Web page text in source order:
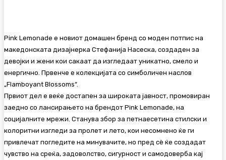
Pink Lemonade е новиот домашен бренд со моден потпис на
македонската дизајнерка Стефанија Насеска, создаден за
девојки и жени кои сакаат да изгледаат уникатно, смело и
енергично. Првенче е колекцијата со симболичен наслов
„Flamboyant Blossoms“.
Првиот дел е веќе достапен за широката јавност, промовиран
заедно со лансирањето на брендот Pink Lemonade, на
социјалните мрежи. Станува збор за петнаесетина стилски и
колоритни изгледи за пролет и лето, кои несомнено ќе ги
привлечат погледите на минувачите, но пред сѐ ќе создадат
чувство на среќа, задоволство, сигурност и самодоверба кај